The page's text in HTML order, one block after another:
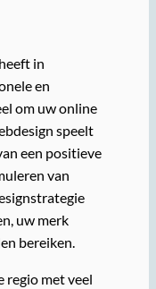
in
en
om uw online
speelt
een positieve
van
uw merk
bereiken.
regio met veel